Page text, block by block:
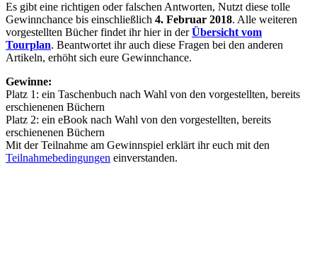
Es gibt eine richtigen oder falschen Antworten, Nutzt diese tolle
Gewinnchance bis einschließlich 4. Februar 2018. Alle weiteren
vorgestellten Bücher findet ihr hier in derÜbersicht vom
Tourplan. Beantwortet ihr auch diese Fragen bei den anderen
Artikeln, erhöht sich eure Gewinnchance.
Gewinne:
Platz 1: ein Taschenbuch nach Wahl von den vorgestellten, bereits
erschienenen Büchern
Platz 2: ein eBook nach Wahl von den vorgestellten, bereits
erschienenen Büchern
Mit der Teilnahme am Gewinnspiel erklärt ihr euch mit den
Teilnahmebedingungen einverstanden.